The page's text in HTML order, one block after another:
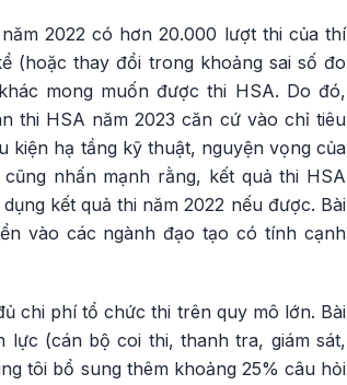
2022 có hơn 20.000 lượt thi của thí
(hoặc thay đổi trong khoảng sai số đo
mong muốn được thi HSA. Do đó,
thi HSA năm 2023 căn cứ vào chỉ tiêu
kiện hạ tầng kỹ thuật, nguyện vọng của
nhấn mạnh rằng, kết quả thi HSA
kết quả thi năm 2022 nếu được. Bài
vào các ngành đạo tạo có tính cạnh
chi phí tổ chức thi trên quy mô lớn. Bài
(cán bộ coi thi, thanh tra, giám sát,
tôi bổ sung thêm khoảng 25% câu hỏi